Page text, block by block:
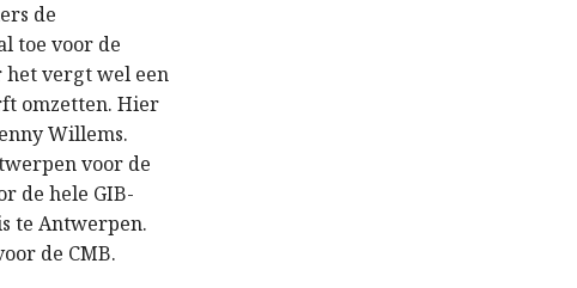
de
toe voor de
het vergt wel een
omzetten. Hier
Willems.
voor de
de hele GIB-
te Antwerpen.
de CMB.